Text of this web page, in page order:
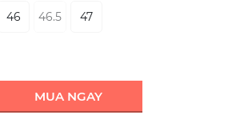
46 46.5 47
MUA NGAY